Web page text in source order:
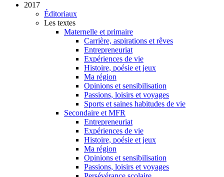
2017
Éditoriaux
Les textes
Maternelle et primaire
Carrière, aspirations et rêves
Entrepreneuriat
Expériences de vie
Histoire, poésie et jeux
Ma région
Opinions et sensibilisation
Passions, loisirs et voyages
Sports et saines habitudes de vie
Secondaire et MFR
Entrepreneuriat
Expériences de vie
Histoire, poésie et jeux
Ma région
Opinions et sensibilisation
Passions, loisirs et voyages